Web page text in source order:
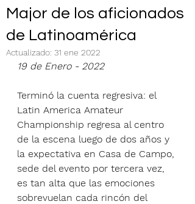
Major de los aficionados
de Latinoamérica
Actualizado: 31 ene 2022
19 de Enero - 2022
Terminó la cuenta regresiva: el
Latin America Amateur
Championship regresa al centro
de la escena luego de dos años y
la expectativa en Casa de Campo,
sede del evento por tercera vez,
es tan alta que las emociones
sobrevuelan cada rincón del